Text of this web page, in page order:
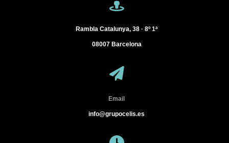
Rambla Catalunya, 38 · 8º 1ª
08007 Barcelona
Email
info@grupocelis.es